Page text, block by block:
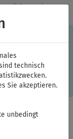
Qualitätsmarken ✓
Bruttowarenwert
die Session-
Ihrem Rechner
des
nicht
technisch
Sie akzeptieren.
unbedingt